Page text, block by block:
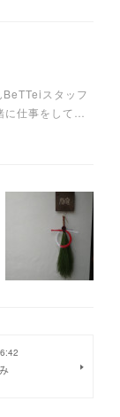
スタッフ
仕事をして…